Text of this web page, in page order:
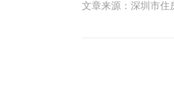
文章来源：深圳市住